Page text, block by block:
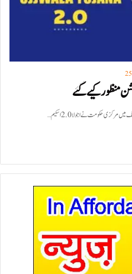
25